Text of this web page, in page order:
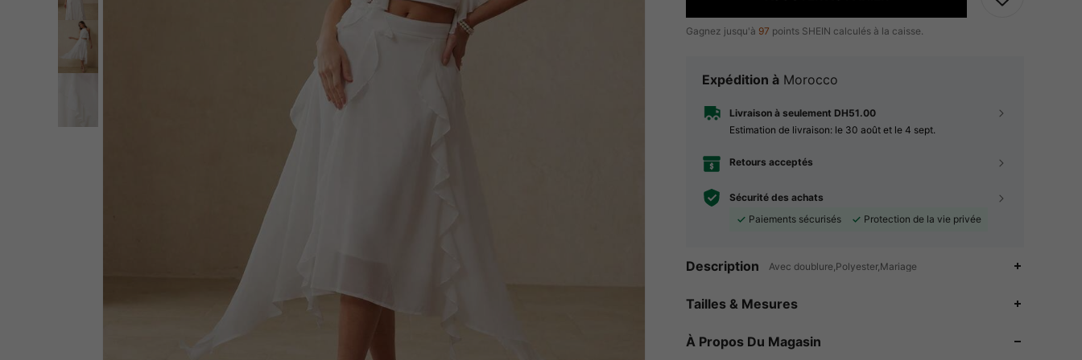
Gagnez jusqu'à 97 points SHEIN calculés à la caisse.
Expédition à Morocco
Livraison à seulement DH51.00
Estimation de livraison: le 30 août et le 4 sept.
Retours acceptés
Sécurité des achats
Paiements sécurisés
Protection de la vie privée
Description Avec doublure,Polyester,Mariage
Tailles & Mesures
À Propos Du Magasin